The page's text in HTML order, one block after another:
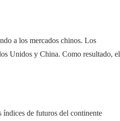
a los mercados chinos. Los
Unidos y China. Como resultado, el
de futuros del continente